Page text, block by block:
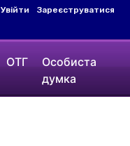
Увійти Зареєструватися
ОТГ
Особиста
думка